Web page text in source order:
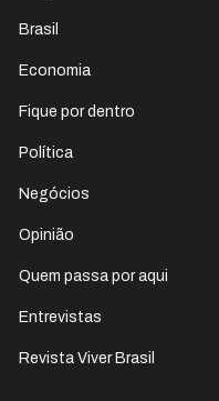
Brasil
Economia
Fique por dentro
Política
Negócios
Opinião
Quem passa por aqui
Entrevistas
Revista Viver Brasil